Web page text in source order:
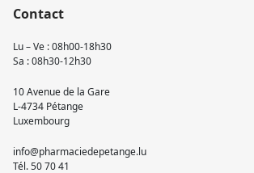
Contact
Lu – Ve : 08h00-18h30
Sa : 08h30-12h30
10 Avenue de la Gare
L-4734 Pétange
Luxembourg
info@pharmaciedepetange.lu
Tél.50 70 41